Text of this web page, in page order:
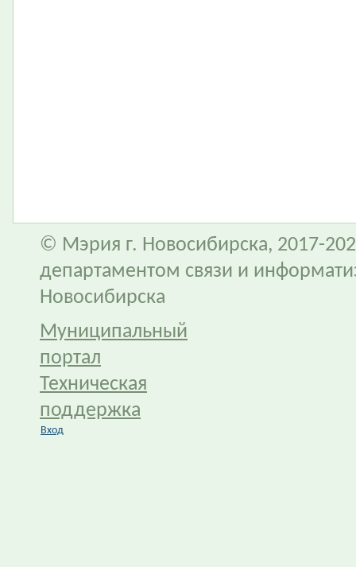
© Мэрия г. Новосибирска, 2017-
департаментом связи и
Новосибирска
Муниципальный
портал
Техническая
поддержка
Вход